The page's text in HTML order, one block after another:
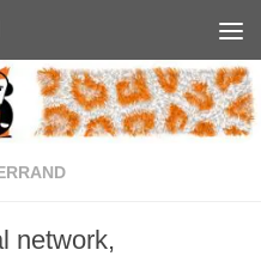
network,